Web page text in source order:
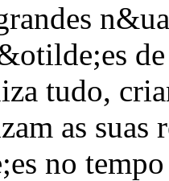
de
tudo,
as
no